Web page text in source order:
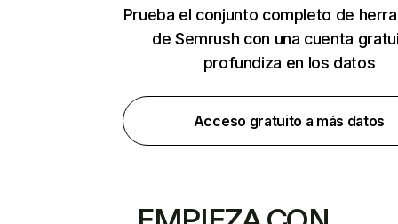
Prueba el conjunto completo de
de Semrush con una cuenta
profundiza en los datos
Acceso gratuito a más datos